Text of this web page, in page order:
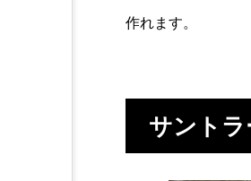
作れます。
サント